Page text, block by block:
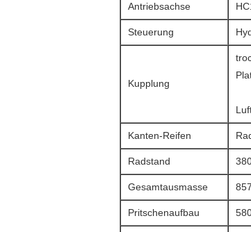
Antriebsachse
Steuerung
Kupplung
Kanten-Reifen
Radstand
Gesamtausmasse
Pritschenaufbau